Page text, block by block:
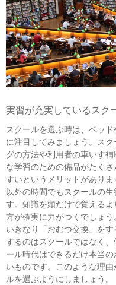
実習が充実しているスク
スクールを選ぶ時は、ベッ
に注目してみましょう。ス
グの方法や利用者の車いす
な学習のための備品がたく
すいというメリットがあり
以外の時間でもスクールの
す。知識を頭だけで覚える
方が確実に力がつくでしょう
いきなり「おむつ交換」を
するのはスクールではなく
ール時代はできるだけ本当
いものです。このような理
ルを選ぶようにしましょう。